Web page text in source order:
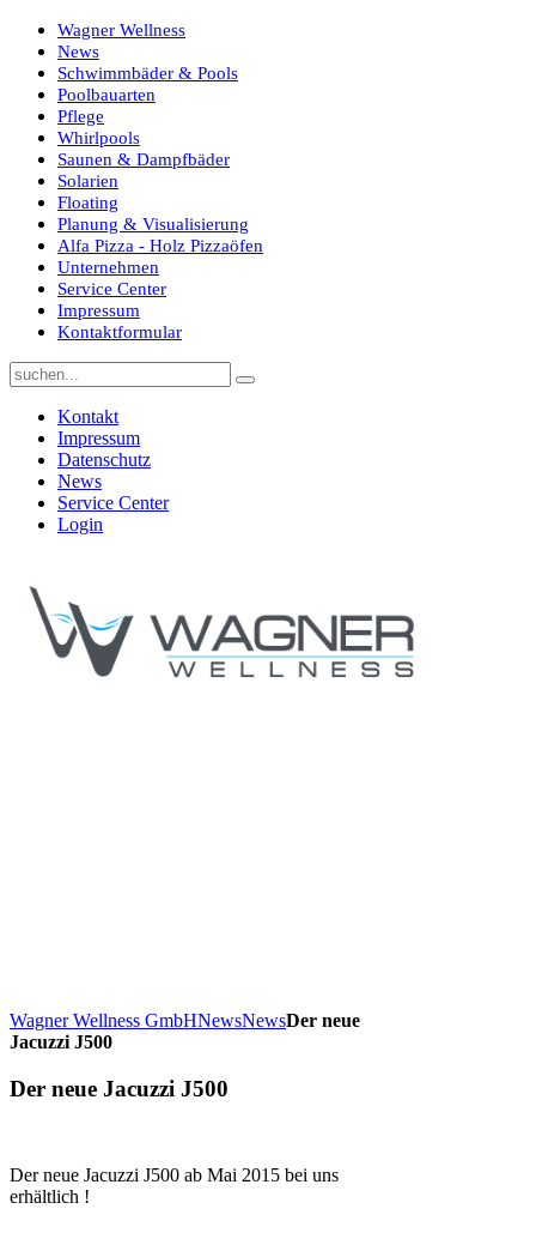
Wagner Wellness
News
Schwimmbäder & Pools
Poolbauarten
Pflege
Whirlpools
Saunen & Dampfbäder
Solarien
Floating
Planung & Visualisierung
Alfa Pizza - Holz Pizzaöfen
Unternehmen
Service Center
Impressum
Kontaktformular
Kontakt
Impressum
Datenschutz
News
Service Center
Login
Wagner Wellness GmbHNewsNewsDer neue
Jacuzzi J500
Der neue Jacuzzi J500
Der neue Jacuzzi J500 ab Mai 2015 bei uns
erhältlich !